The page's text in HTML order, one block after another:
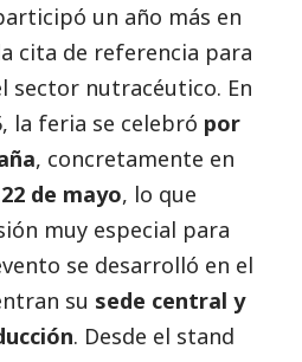
un año más en
cita de referencia para
sector nutracéutico. En
la feria se celebró por
, concretamente en
de mayo, lo que
muy especial para
se desarrolló en el
su sede central y
. Desde el stand